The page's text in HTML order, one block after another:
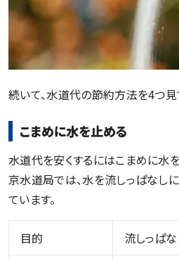
続いて、水道代の節約方法を4つ見
こまめに水を止める
水道代を安くするにはこまめに水
京水道局では、水を流しっぱなし
ています。
目的 流しっぱ